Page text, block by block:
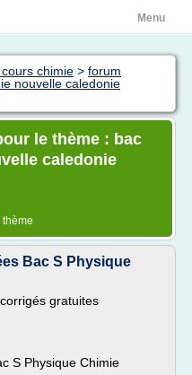
Menu
chimie > forum
nouvelle caledonie
le thème : bac
caledonie
Bac S Physique
gratuites
S Physique Chimie